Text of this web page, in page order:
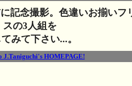
記念撮影。色違いお揃いフ
スの3人組を
みて下さい...。
J.Taniguchi's HOMEPAGE!